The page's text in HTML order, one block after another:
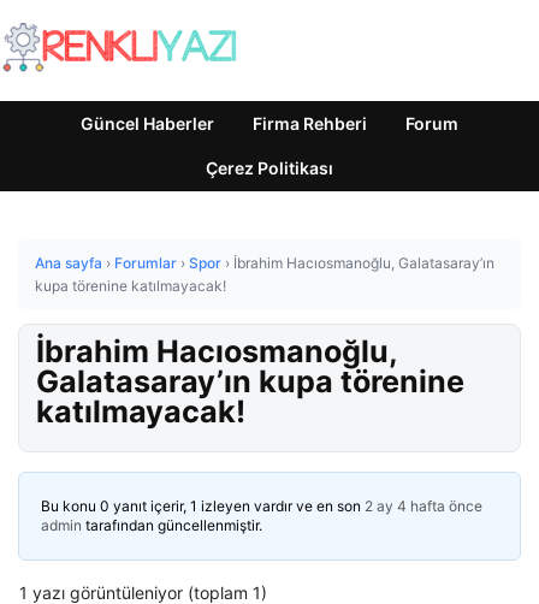
Güncel Haberler Firma Rehberi Forum
Çerez Politikası
Ana sayfa › Forumlar › Spor › İbrahim Hacıosmanoğlu, Galatasaray’ın
kupa törenine katılmayacak!
İbrahim Hacıosmanoğlu,
Galatasaray’ın kupa törenine
katılmayacak!
Bu konu 0 yanıt içerir, 1 izleyen vardır ve en son 2 ay 4 hafta önce
admin tarafından güncellenmiştir.
1 yazı görüntüleniyor (toplam 1)